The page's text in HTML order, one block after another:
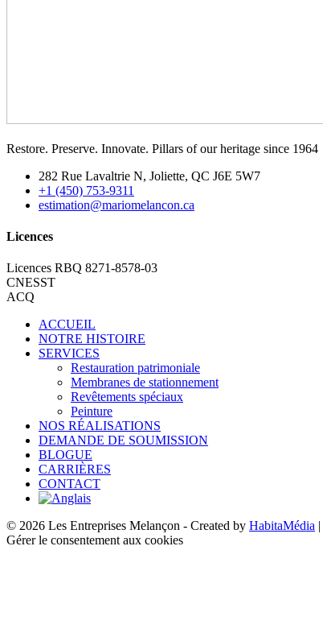
Restore. Preserve. Innovate. Pillars of our heritage since 1964
282 Rue Lavaltrie N, Joliette, QC J6E 5W7
+1 (450) 753-9311
estimation@mariomelancon.ca
Licences
Licences RBQ 8271-8578-03
CNESST
ACQ
ACCUEIL
NOTRE HISTOIRE
SERVICES
Restauration patrimoniale
Membranes de stationnement
Revêtements spéciaux
Peinture
NOS RÉALISATIONS
DEMANDE DE SOUMISSION
BLOGUE
CARRIÈRES
CONTACT
© 2026 Les Entreprises Melançon - Created by HabitaMédia |
Gérer le consentement aux cookies